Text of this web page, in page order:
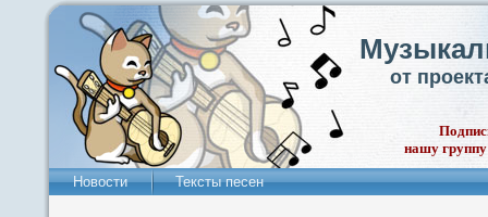
от
нашу
Новости Тексты песен